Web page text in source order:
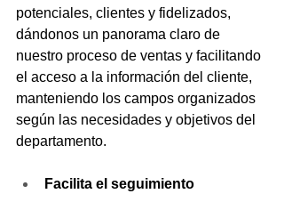
potenciales, clientes y fidelizados,
dándonos un panorama claro de
nuestro proceso de ventas y facilitando
el acceso a la información del cliente,
manteniendo los campos organizados
según las necesidades y objetivos del
departamento.
Facilita el seguimiento